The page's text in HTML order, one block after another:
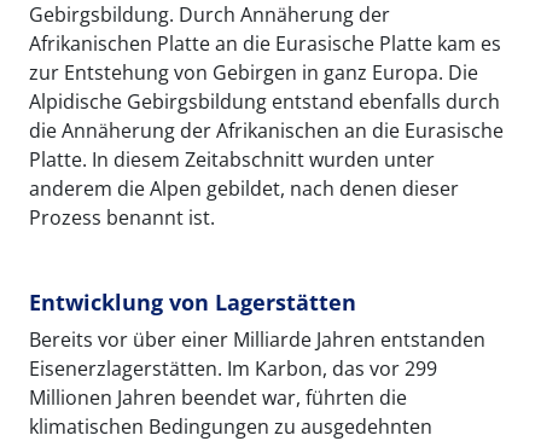
Gebirgsbildung. Durch Annäherung der
Afrikanischen Platte an die Eurasische Platte kam es
zur Entstehung von Gebirgen in ganz Europa. Die
Alpidische Gebirgsbildung entstand ebenfalls durch
die Annäherung der Afrikanischen an die Eurasische
Platte. In diesem Zeitabschnitt wurden unter
anderem die Alpen gebildet, nach denen dieser
Prozess benannt ist.
Entwicklung von Lagerstätten
Bereits vor über einer Milliarde Jahren entstanden
Eisenerzlagerstätten. Im Karbon, das vor 299
Millionen Jahren beendet war, führten die
klimatischen Bedingungen zu ausgedehnten